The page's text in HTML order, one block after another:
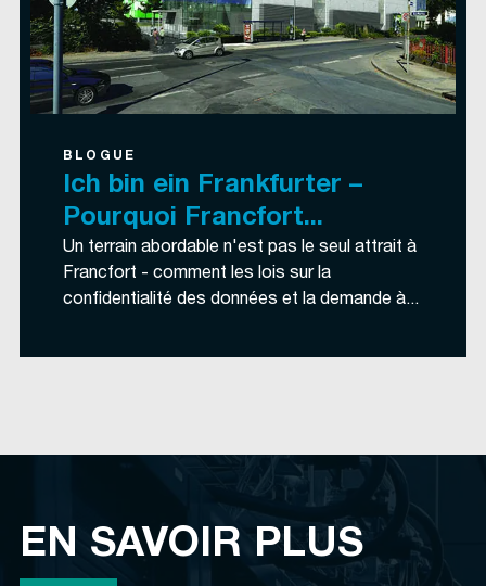
BLOGUE
Ich bin ein Frankfurter –
Pourquoi Francfort...
Un terrain abordable n'est pas le seul attrait à
Francfort - comment les lois sur la
confidentialité des données et la demande à...
EN SAVOIR PLUS